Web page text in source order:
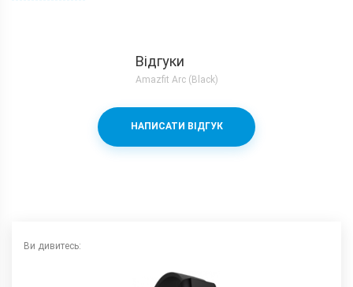
Характеристики та комплектацію товару виробник може
змінити без повідомлення.
Відгуки
Amazfit Arc (Black)
НАПИСАТИ ВІДГУК
Ви дивитесь: